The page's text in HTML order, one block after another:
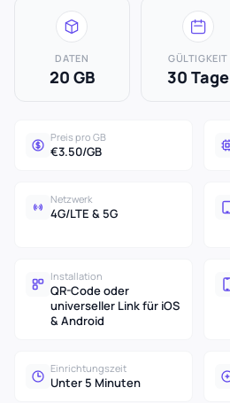
DATEN
20 GB
GÜLTIGKEIT
30 Tage
Preis pro GB
€3.50/GB
Netzwerk
4G/LTE & 5G
Installation
QR-Code oder
universeller Link für iOS
& Android
Einrichtungszeit
Unter 5 Minuten